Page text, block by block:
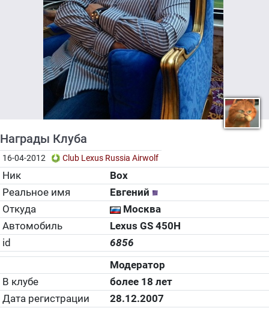
Награды Клуба
16-04-2012 Club Lexus Russia Airwolf
Ник
Box
Реальное имя
Евгений
Откуда
Москва
Автомобиль
Lexus GS 450H
id
6856
Модератор
В клубе
более 18 лет
Дата регистрации
28.12.2007